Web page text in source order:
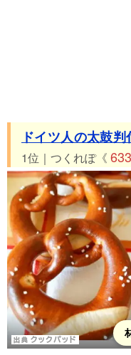
ドイツ人の太鼓
1位｜つくれぽ《 633